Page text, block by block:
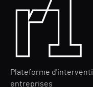
Plateforme
entreprises